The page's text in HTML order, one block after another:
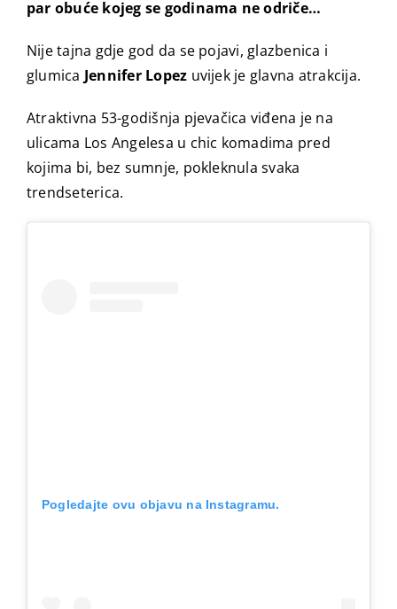
par obuće kojeg se godinama ne odriče…
Nije tajna gdje god da se pojavi, glazbenica i
glumica Jennifer Lopez uvijek je glavna atrakcija.
Atraktivna 53-godišnja pjevačica viđena je na
ulicama Los Angelesa u chic komadima pred
kojima bi, bez sumnje, pokleknula svaka
trendseterica.
Pogledajte ovu objavu na Instagramu.